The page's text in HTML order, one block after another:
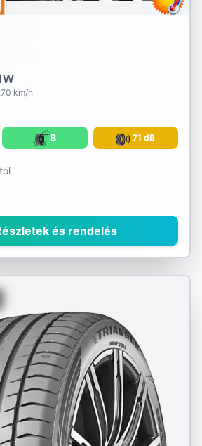
km/h
B 71 dB
és rendelés